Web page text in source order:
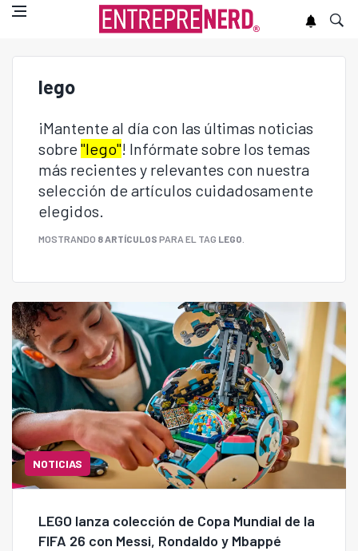
lego
¡Mantente al día con las últimas noticias
sobre "lego"! Infórmate sobre los temas
más recientes y relevantes con nuestra
selección de artículos cuidadosamente
elegidos.
MOSTRANDO 8 ARTÍCULOS PARA EL TAG LEGO
NOTICIAS
LEGO lanza colección de Copa Mundial de la
FIFA 26 con Messi, Rondaldo y Mbappé